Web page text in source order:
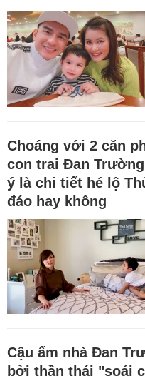
Choáng với 2 căn
con trai Đan
ý là chi tiết hé lộ
đáo hay không
Cậu ấm nhà Đan
bởi thần thái "soái